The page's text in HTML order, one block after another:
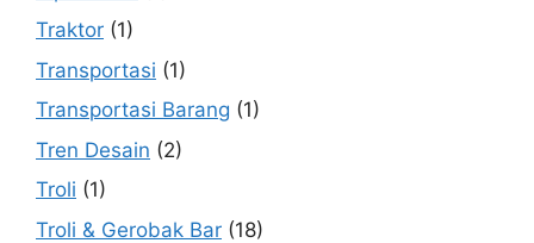
Traktor (1)
Transportasi (1)
Transportasi Barang (1)
Tren Desain (2)
Troli (1)
Troli & Gerobak Bar (18)